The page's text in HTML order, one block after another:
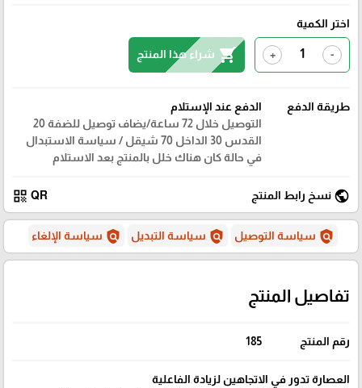
اختر الكمية
-
+
shopping_cart شراء هذا المنتج
طريقة الدفع
الدفع عند الإستلام
التوصيل خلال 72 ساعة/يضاف توصيل للضفة 20
القدس 30 الداخل 70 شيقل / سياسة الاستبدال
في حالة كان هناك خلل بالمنتج بعد الاستلام
public نسخ رابط المنتج QR
qr_code
policy سياسة التوصيل policy سياسة التبديل policy سياسة الإلغاء
تفاصيل المنتج
رقم المنتج 185
العصارة تدور في الاتجاهين لزيادة الفاعلية